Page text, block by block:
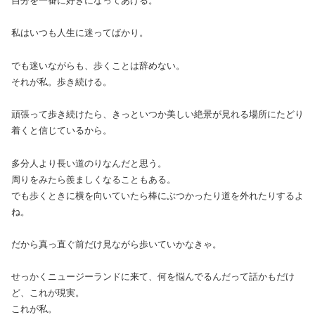
私はいつも人生に迷ってばかり。
でも迷いながらも、歩くことは辞めない。
それが私。歩き続ける。
頑張って歩き続けたら、きっといつか美しい絶景が見れる場所にたどり
着くと信じているから。
多分人より長い道のりなんだと思う。
周りをみたら羨ましくなることもある。
でも歩くときに横を向いていたら棒にぶつかったり道を外れたりするよ
ね。
だから真っ直ぐ前だけ見ながら歩いていかなきゃ。
せっかくニュージーランドに来て、何を悩んでるんだって話かもだけ
ど、これが現実。
これが私。